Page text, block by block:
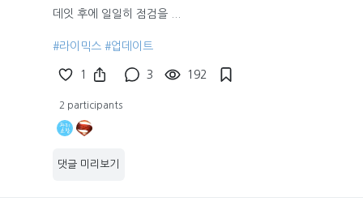
데잇 후에 일일히 점검을 ...
#라이믹스 #업데이트
1 3 192
2 participants
댓글 미리보기